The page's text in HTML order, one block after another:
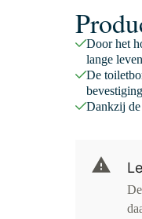
Door het
lange
De
Dankzij de